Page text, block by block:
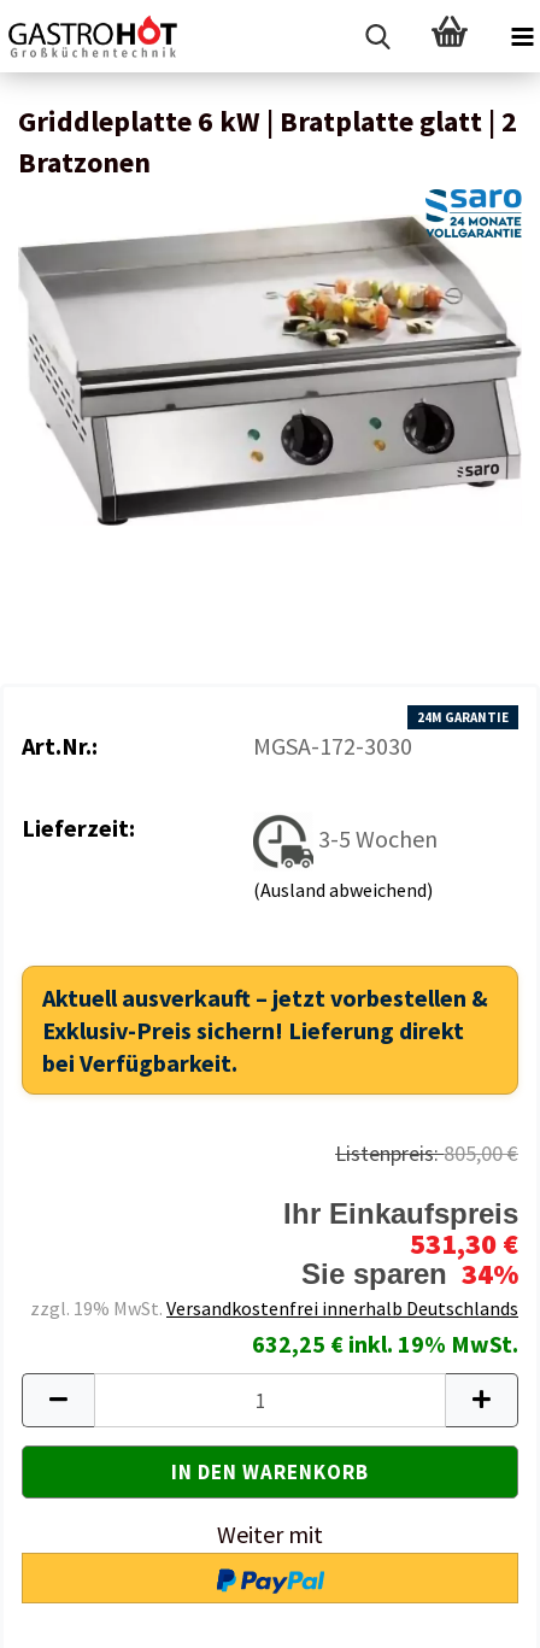
Griddleplatte 6 kW | Bratplatte glatt | 2
Bratzonen
24M GARANTIE
Art.Nr.: MGSA-172-3030
Lieferzeit: 3-5 Wochen
(Ausland abweichend)
Aktuell ausverkauft – jetzt vorbestellen &
Exklusiv-Preis sichern! Lieferung direkt
bei Verfügbarkeit.
Listenpreis:805,00 €
Ihr Einkaufspreis
531,30 €
Sie sparen 34%
zzgl. 19% MwSt. Versandkostenfrei innerhalb Deutschlands
632,25 € inkl. 19% MwSt.
Weiter mit